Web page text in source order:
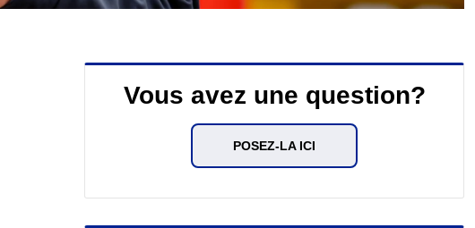
Vous avez une question?
POSEZ-LA ICI